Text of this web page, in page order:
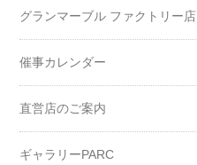
グランマーブル ファクトリー店
催事カレンダー
直営店のご案内
ギャラリーPARC